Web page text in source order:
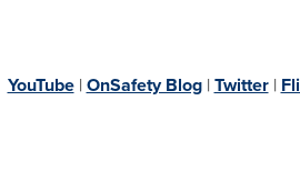
YouTube|OnSafety Blog|Twitter|